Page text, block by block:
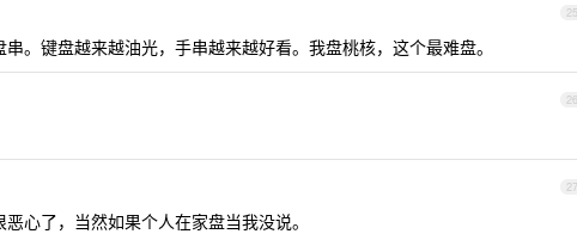
25
。键盘越来越油光，手串越来越好看。我盘桃核，这个最难盘。
26
27
心了，当然如果个人在家盘当我没说。